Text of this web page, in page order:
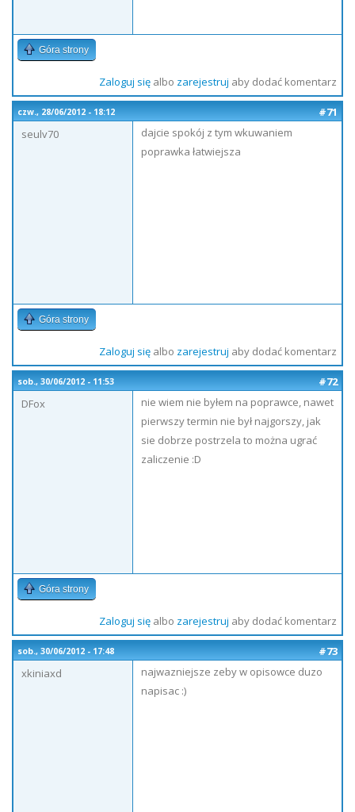
Góra strony
Zaloguj sięalbo zarejestruj aby dodać komentarz
czw., 28/06/2012 - 18:12
#71
seulv70
dajcie spokój z tym wkuwaniem
poprawka łatwiejsza
Góra strony
Zaloguj sięalbo zarejestruj aby dodać komentarz
sob., 30/06/2012 - 11:53
#72
DFox
nie wiem nie byłem na poprawce, nawet
pierwszy termin nie był najgorszy, jak
sie dobrze postrzela to można ugrać
zaliczenie :D
Góra strony
Zaloguj sięalbo zarejestruj aby dodać komentarz
sob., 30/06/2012 - 17:48
#73
xkiniaxd
najwazniejsze zeby w opisowce duzo
napisac :)